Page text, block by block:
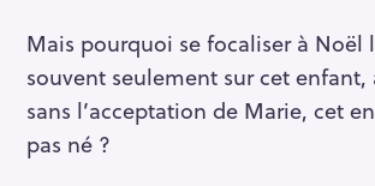
Mais pourquoi se focaliser à Noël
souvent seulement sur cet enfant,
sans l’acceptation de Marie, cet
pas né ?